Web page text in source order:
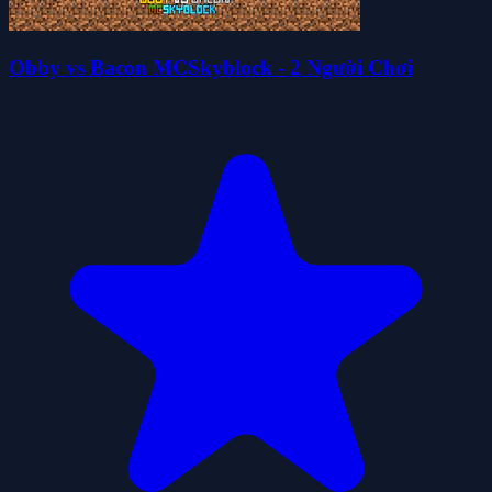
Obby vs Bacon MCSkyblock - 2 Người Chơi